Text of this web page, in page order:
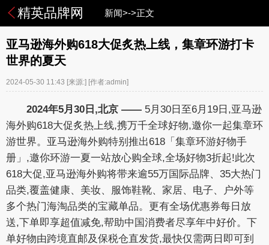
精英品牌网 新闻>->正文
亚马逊海外购618大促炙热上线，集章环游打卡
世界的夏天
2024-05-30 11:43 [来源:] [作者:admin]
2024年5月 30 日,北京 —— 5月30日至6月19日,亚马逊
海外购618大促炙热上线,携万千全球好物,邀你一起集章环
游世界。亚马逊海外购特别推出618「集章环游好物手
册」,邀你环游一夏一站放心购全球,全场好物3折起!此次
618大促,亚马逊海外购将带来逾55万国际品牌、35大热门
品类,覆盖健康、美妆、服饰鞋靴、家居、电子、户外等
多个热门海淘品类的宝藏单品。更有全场优惠券每日放
送,下单即享超值减免,帮助中国消费者尽享年中好价。下
单好物由跨境直邮及保税仓直发货,最快仅需两日即可到